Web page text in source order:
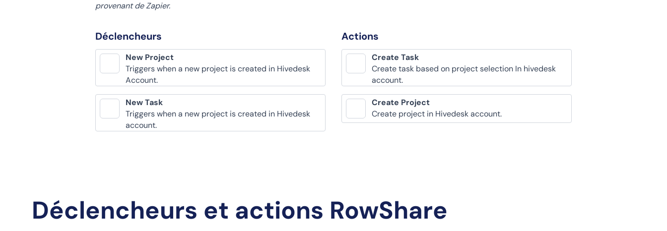
provenant de Zapier.
Déclencheurs
New Project
Triggers when a new project is created in Hivedesk
Account.
New Task
Triggers when a new project is created in Hivedesk
account.
Actions
Create Task
Create task based on project selection In hivedesk
account.
Create Project
Create project in Hivedesk account.
Déclencheurs et actions RowShare